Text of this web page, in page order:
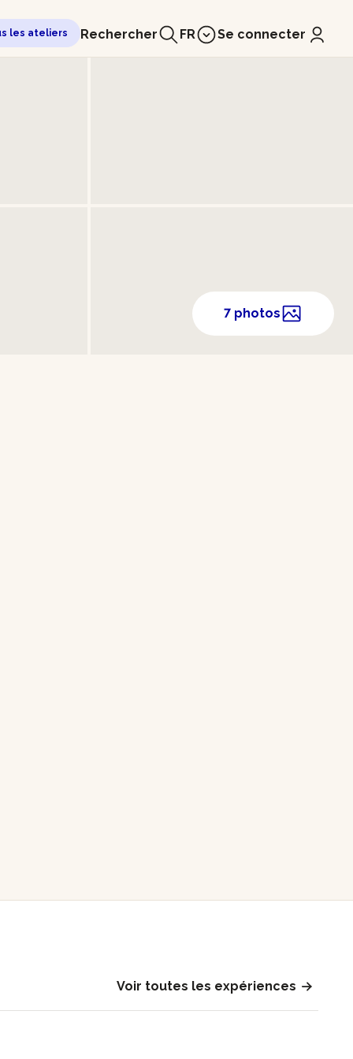
les ateliers Rechercher FR Se connecter
7 photos
Voir toutes les expériences